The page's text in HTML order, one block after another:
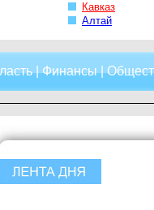
Кавказ
Алтай
|Финансы|